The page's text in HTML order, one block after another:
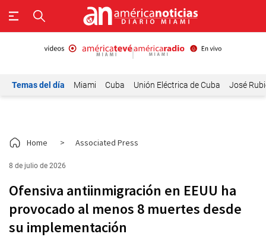
Temas del día Miami Cuba Unión Eléctrica de Cuba José
Home > Associated Press
8 de julio de 2026
Ofensiva antiinmigración en EEUU ha
provocado al menos 8 muertes desde
su implementación